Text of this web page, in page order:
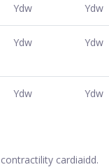
Ydw Ydw
Ydw Ydw
Ydw Ydw
cardiaidd.